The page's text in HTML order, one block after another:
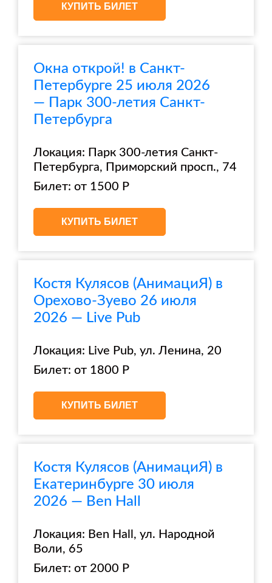
КУПИТЬ БИЛЕТ
Окна открой! в Санкт-
Петербурге 25 июля 2026
— Парк 300-летия Санкт-
Петербурга
Локация: Парк 300-летия Санкт-
Петербурга, Приморский просп., 74
Билет: от 1500 Р
КУПИТЬ БИЛЕТ
Костя Кулясов (АнимациЯ) в
Орехово-Зуево 26 июля
2026 — Live Pub
Локация: Live Pub, ул. Ленина, 20
Билет: от 1800 Р
КУПИТЬ БИЛЕТ
Костя Кулясов (АнимациЯ) в
Екатеринбурге 30 июля
2026 — Ben Hall
Локация: Ben Hall, ул. Народной
Воли, 65
Билет: от 2000 Р